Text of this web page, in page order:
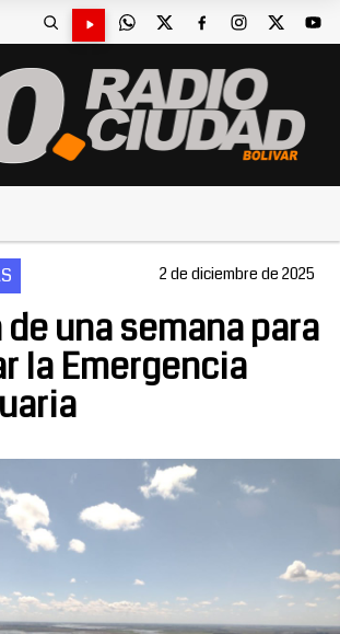
2 de diciembre de 2025
una semana para
la Emergencia